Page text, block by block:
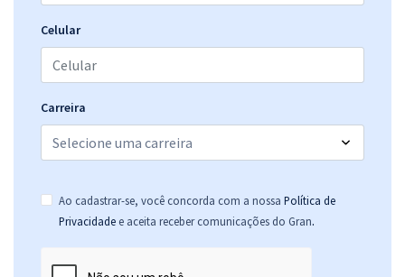
Celular
Carreira
Ao cadastrar-se, você concorda com a nossa Política de
Privacidade e aceita receber comunicações do Gran.